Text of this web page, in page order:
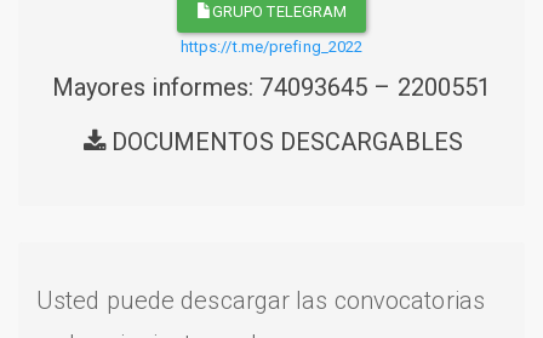
GRUPO TELEGRAM
https://t.me/prefing_2022
Mayores informes: 74093645 – 2200551
DOCUMENTOS DESCARGABLES
Usted puede descargar las convocatorias